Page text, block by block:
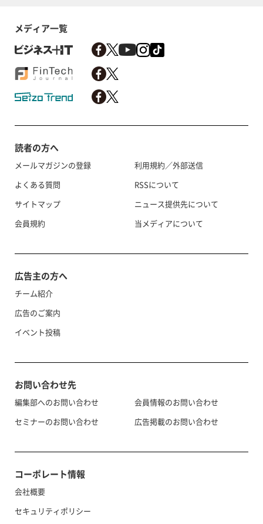
メディア一覧
読者の方へ
メールマガジンの登録
よくある質問
サイトマップ
会員規約
利用規約／外部送信
RSSについて
ニュース提供先について
当メディアについて
広告主の方へ
チーム紹介
広告のご案内
イベント投稿
お問い合わせ先
編集部へのお問い合わせ
セミナーのお問い合わせ
会員情報のお問い合わせ
広告掲載のお問い合わせ
コーポレート情報
会社概要
セキュリティポリシー